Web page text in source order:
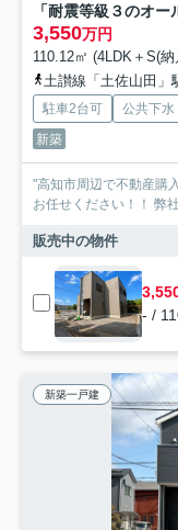
3,550万円
110.12㎡ (4LDK＋S(
土讃線「土佐山田」
駐車2台可
公共下水
新築
"高知市周辺で不動産購
お任せください！！ 弊
販売中の物件
- /
新築一戸建